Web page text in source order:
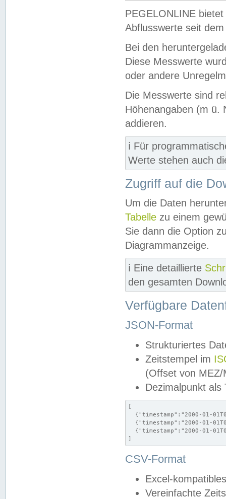
PEGELONLINE
Abflusswerte seit
Bei den
Diese Messwerte
oder andere
Die Messwerte sind
Höhenangaben (m ü.
addieren.
ℹ️ Für
Werte stehen auch
Zugriff auf die
Um die Daten
Tabelle zu einem
Sie dann die Option
Diagrammanzeige.
ℹ️ Eine detaillierte
den gesamten
Verfügbare
JSON-Format
Strukturiertes
Zeitstempel im
(Offset von MEZ/
Dezimalpunkt als
[
{"timestamp":"2000-01-
{"timestamp":"2000-01-
{"timestamp":"2000-01-
]
CSV-Format
Excel-
Vereinfachte